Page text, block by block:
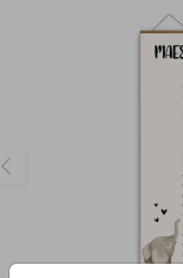
• Latjes worden
Dit product